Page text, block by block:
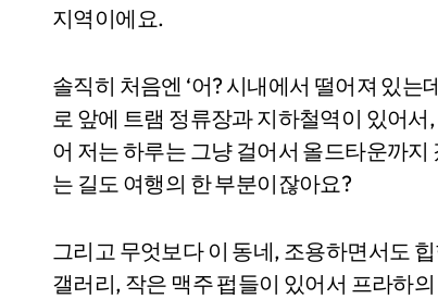
지역이에요.
솔직히 처음엔 ‘어? 시내에서 떨어져 있
로 앞에 트램 정류장과 지하철역이 있어
어 저는 하루는 그냥 걸어서 올드타운까
는 길도 여행의 한 부분이잖아요?
그리고 무엇보다 이 동네, 조용하면서도
갤러리, 작은 맥주 펍들이 있어서 프라하